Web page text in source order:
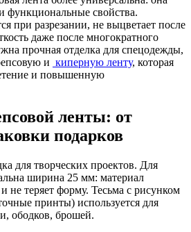
функциональные свойства.
при разрезании, не выцветает после
даже после многократного
прочная отделка для спецодежды,
и киперную ленту, которая
и повышенную
ленты: от
подарков
для творческих проектов. Для
ширина 25 мм: материал
не теряет форму. Тесьма с рисунком
принты) используется для
ободков, брошей.